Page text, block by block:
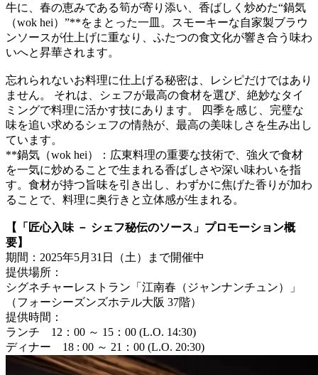
牛に、春の恵みである筍が寄り添い、香ばしく炒めた“鍋気
（wok hei）”**をまとった一皿。スモーキーな自家製ブラウ
ンソースが仕上げに重なり、ふたつの食文化が響き合う味わ
いへと昇華されます。
忘れられないお料理に仕上げる秘密は、レシピだけではあり
ません。 それは、シェフが最高の食材を選び、絶妙なタイ
ミングで料理に活かす技にあります。 四季を感じ、完璧な
味を追い求めるシェフの情熱が、最高の美味しさを生み出し
ています。
**鍋気（wok hei）：広東料理の重要な技術で、強火で食材
を一気に炒めることで生まれる香ばしさや深い味わいを指
す。食材が持つ旨味を引き出し、わずかに焦げた香りが加わ
ることで、料理に奥行きと立体感が生まれる。
【「匠心入味 － シェフ秘伝のソース」プロモーション概
要】
期間：2025年5月31日（土）まで開催中
提供場所：
シグネチャーレストラン「江南春（ジャンナンチュン）」
（フォーシーズンズホテル大阪 37階）
提供時間：
ランチ 12：00 ～ 15：00 (L.O. 14:30)
ディナー 18 : 00 ～ 21：00 (L.O. 20:30)